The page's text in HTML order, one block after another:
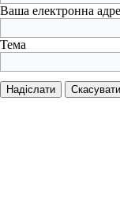
Ваша електронна
Тема
Надіслати Скасувати